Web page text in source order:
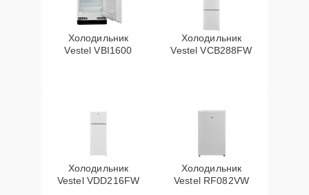
Холодильник
Vestel VBI1600
Холодильник
Vestel VCB288FW
Холодильник
Vestel VDD216FW
Холодильник
Vestel RF082VW